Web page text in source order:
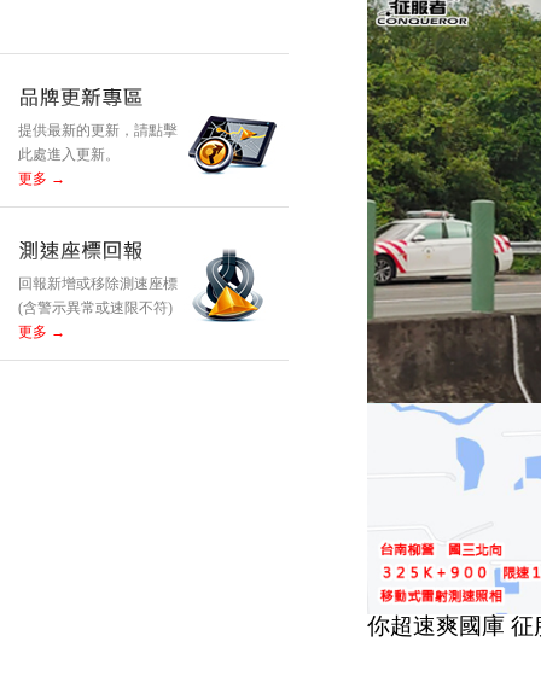
提供最新的更新，請點擊
此處進入更新。
更多 →
回報新增或移除測速座標
(含警示異常或速限不符)
更多 →
你超速爽國庫 征